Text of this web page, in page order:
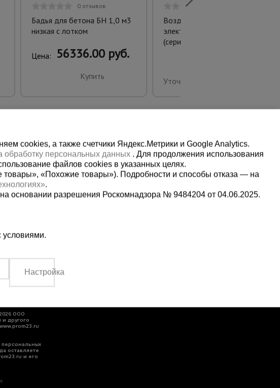
0 отзывов
Бадья для бетона БН 1,0 м3
низкая c лотком
Цена: 56336.00 руб.
Купить
Воздухонагреватель
электрический Daire 6/12 ст
(серия turbo)
Уточнить цену
225-00-90
звонок
Мы в социальных сетях:
ООО
другого
оставляете
и его
cookies, а также счетчики Яндекс.Метрики и Google Analytics.
обработку персональных данных . Для продолжения использования
файлов cookies в указанных целях.
«Похожие товары»). Подробности и способы отказа — на
.
основании разрешения Роскомнадзора № 9484204 от 04.06.2025.
условиями.
Настройка